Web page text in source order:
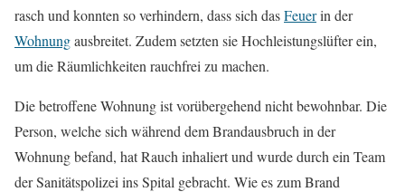
rasch und konnten so verhindern, dass sich dasFeuerin der
Wohnungausbreitet. Zudem setzten sie Hochleistungslüfter ein,
um die Räumlichkeiten rauchfrei zu machen.
Die betroffene Wohnung ist vorübergehend nicht bewohnbar. Die
Person, welche sich während dem Brandausbruch in der
Wohnung befand, hat Rauch inhaliert und wurde durch ein Team
der Sanitätspolizei ins Spital gebracht. Wie es zum Brand